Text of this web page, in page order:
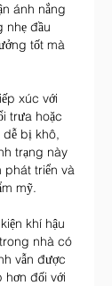
ánh nắng
nhẹ đầu
tốt mà
xúc với
trưa hoặc
dễ bị khô,
trạng này
phát triển và
mỹ.
khí hậu
nhà có
vẫn được
hơn đối với